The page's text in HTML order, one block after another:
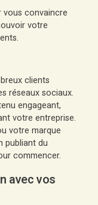
vous convaincre
votre
clients
réseaux sociaux.
engageant,
votre entreprise.
votre marque
publiant du
commencer.
avec vos